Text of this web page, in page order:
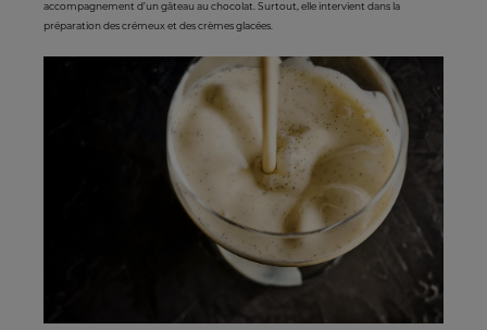
accompagnement d’un gâteau au chocolat. Surtout, elle intervient dans la
préparation des crémeux et des crèmes glacées.